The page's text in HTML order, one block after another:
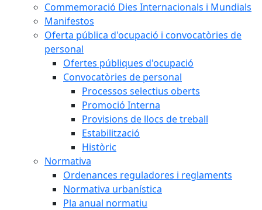
Commemoració Dies Internacionals i Mundials
Manifestos
Oferta pública d'ocupació i convocatòries de
personal
Ofertes públiques d'ocupació
Convocatòries de personal
Processos selectius oberts
Promoció Interna
Provisions de llocs de treball
Estabilització
Històric
Normativa
Ordenances reguladores i reglaments
Normativa urbanística
Pla anual normatiu